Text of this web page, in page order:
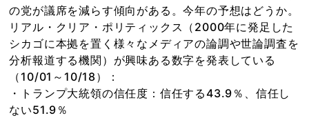
の党が議席を減らす傾向がある。今年の予想はどうか。
リアル・クリア・ポリティックス（2000年に発足した
シカゴに本拠を置く様々なメディアの論調や世論調査を
分析報道する機関）が興味ある数字を発表している
（10/01～10/18）：
・トランプ大統領の信任度：信任する43.9％、信任し
ない51.9％